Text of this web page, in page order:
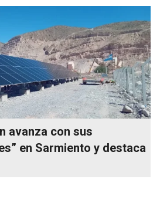
avanza con sus
en Sarmiento y destaca